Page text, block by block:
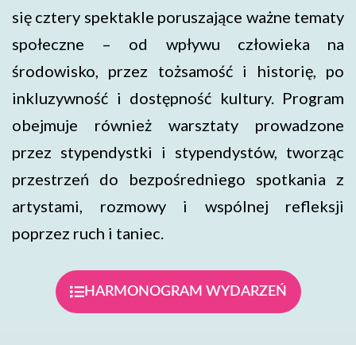
się cztery spektakle poruszające ważne tematy
społeczne – od wpływu człowieka na
środowisko, przez tożsamość i historię, po
inkluzywność i dostępność kultury. Program
obejmuje również warsztaty prowadzone
przez stypendystki i stypendystów, tworząc
przestrzeń do bezpośredniego spotkania z
artystami, rozmowy i wspólnej refleksji
poprzez ruch i taniec.
HARMONOGRAM WYDARZEŃ